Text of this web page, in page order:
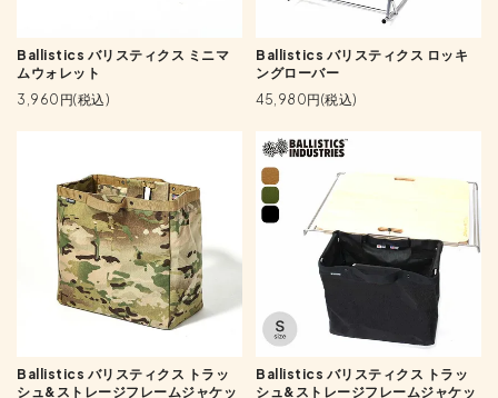
Ballistics バリスティクス ミニマ
ムウォレット
3,960円(税込)
Ballistics バリスティクス ロッキ
ングローバー
45,980円(税込)
Ballistics バリスティクス トラッ
シュ&ストレージフレームジャケッ
Ballistics バリスティクス トラッ
シュ&ストレージフレームジャケッ